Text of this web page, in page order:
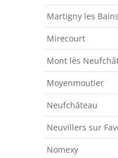
Martigny les Bains
Mirecourt
Mont lès
Moyenmoutier
Neufchâteau
Neuvillers sur
Nomexy